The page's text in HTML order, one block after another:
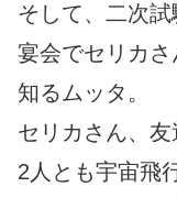
そして、二次
宴会でセリカ
知るムッタ。
セリカさん、友
2人とも宇宙飛